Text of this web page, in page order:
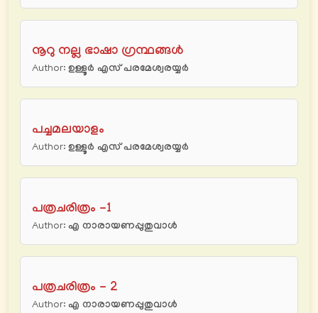
നൂറു നല്ല ഭാഷാ ഗ്രന്ഥങ്ങൾ
Author: ഉള്ളൂർ എസ് പരമേശ്വരയ്യര്‍
പച്ചമലയാളം
Author: ഉള്ളൂർ എസ് പരമേശ്വരയ്യര്‍
പത്രചരിത്രം -1
Author: എ നാരായണപ്പുതുവാള്‍
പത്രചരിത്രം - 2
Author: എ നാരായണപ്പുതുവാള്‍